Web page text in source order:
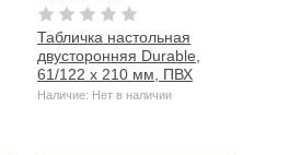
Табличка настольная
двусторонняя Durable,
61/122 x 210 мм, ПВХ
Наличие: Нет в наличии